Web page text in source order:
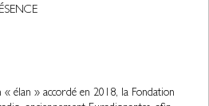
« élan » accordé en 2018, la Fondation